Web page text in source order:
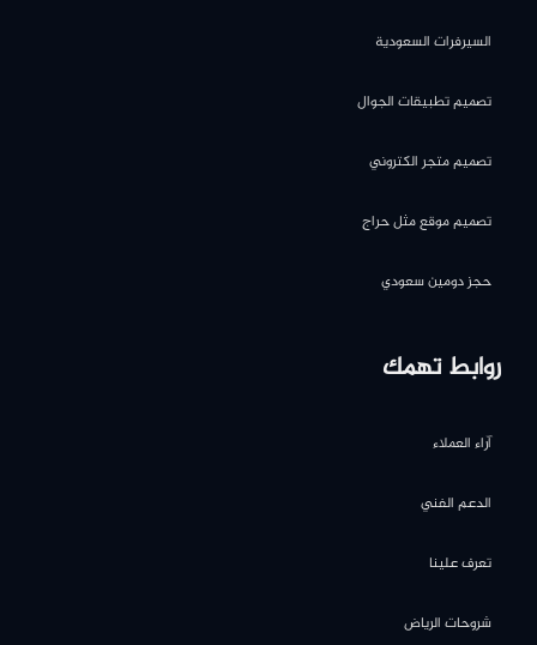
السيرفرات السعودية
تصميم تطبيقات الجوال
تصميم متجر الكتروني
تصميم موقع مثل حراج
حجز دومين سعودي
روابط تهمك
آراء العملاء
الدعم الفني
تعرف علينا
شروحات الرياض